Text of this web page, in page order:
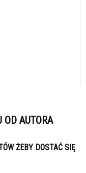
OD AUTORA
ŻEBY DOSTAĆ SIĘ